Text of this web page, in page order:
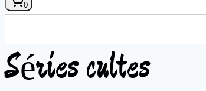
0
Séries cultes